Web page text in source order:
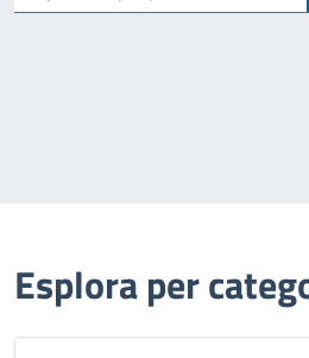
Esplora per